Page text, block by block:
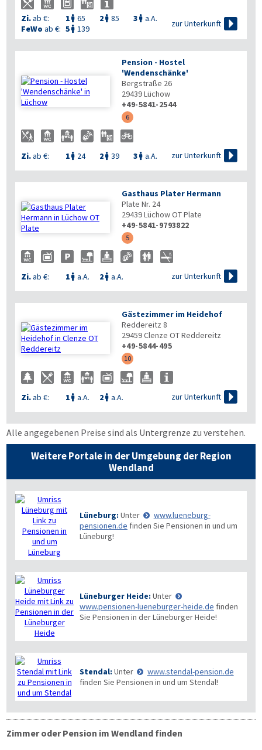
Zi.ab €: 1  65 2  85 3  a.A.
FeWo ab €: 5  139
zur Unterkunft 
Pension - Hostel
'Wendenschänke'
Bergstraße 26
29439Lüchow
+49-5841-2544
6
Zi.ab €: 1  24 2  39 3  a.A. zur Unterkunft 
Gasthaus Plater Hermann
Plate Nr. 24
29439Lüchow OT Plate
+49-5841-9793822
5
Zi.ab €: 1  a.A. 2  a.A. zur Unterkunft 
Gästezimmer im Heidehof
Reddereitz 8
29459Clenze OT Reddereitz
+49-5844-495
10
Zi.ab €: 1  a.A. 2  a.A. zur Unterkunft 
Alle angegebenen Preise sind als Untergrenze zu verstehen.
Weitere Portale in der Umgebung der Region
Wendland
Lüneburg: Unter
www.lueneburg-
pensionen.de finden Sie Pensionen in und um
Lüneburg!
Lüneburger Heide: Unter
www.pensionen-lueneburger-heide.de finden
Sie Pensionen in der Lüneburger Heide!
Stendal: Unter
www.stendal-pension.de
finden Sie Pensionen in und um Stendal!
Zimmer oder Pension im Wendland finden